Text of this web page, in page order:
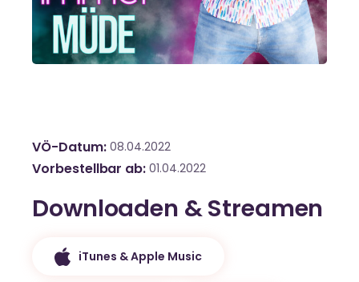
VÖ-Datum 08.04.2022
Vorbestellbar ab 01.04.2022
Downloaden & Streamen
iTunes & Apple Music